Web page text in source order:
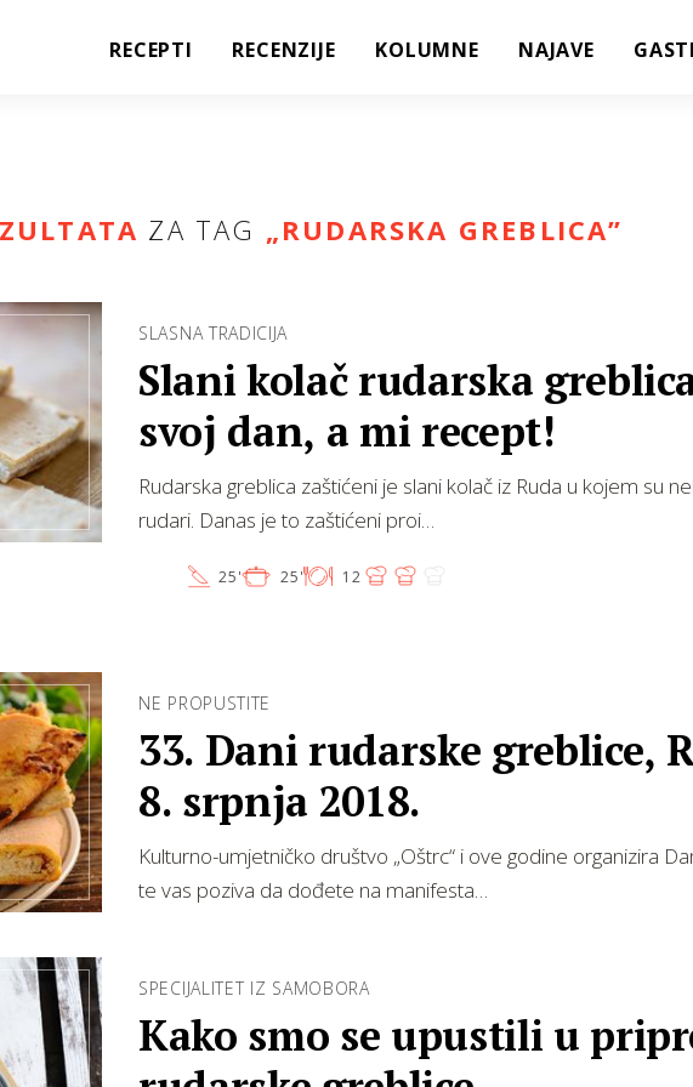
RECEPTI RECENZIJE KOLUMNE NAJAVE
ZA TAG „RUDARSKA GREBLICA”
SLASNA TRADICIJA
Slani kolač rudarska
svoj dan, a mi recept!
Rudarska greblica zaštićeni je slani kolač iz Ruda u kojem su
rudari. Danas je to zaštićeni proi…
25' 25' 12
NE PROPUSTITE
33. Dani rudarske greblice,
8. srpnja 2018.
Kulturno-umjetničko društvo „Oštrc“ i ove godine organizira
te vas poziva da dođete na manifesta…
SPECIJALITET IZ SAMOBORA
Kako smo se upustili u